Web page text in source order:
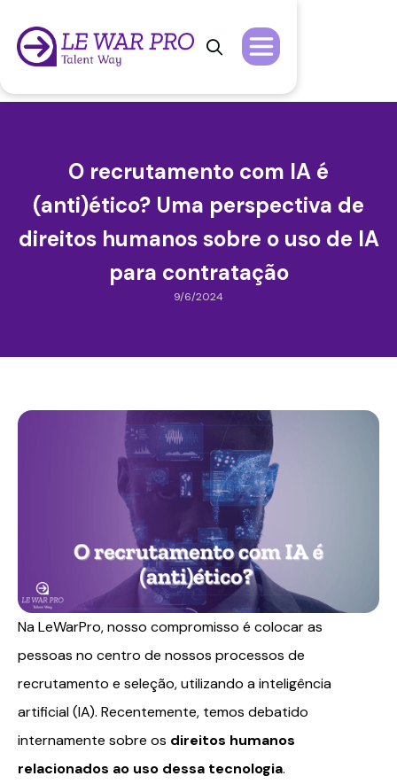

O recrutamento com IA é
(anti)ético? Uma perspectiva de
direitos humanos sobre o uso de IA
para contratação
9/6/2024
Na LeWarPro, nosso compromisso é colocar as
pessoas no centro de nossos processos de
recrutamento e seleção, utilizando a inteligência
artificial (IA). Recentemente, temos debatido
internamente sobre os direitos humanos
relacionados ao uso dessa tecnologia.